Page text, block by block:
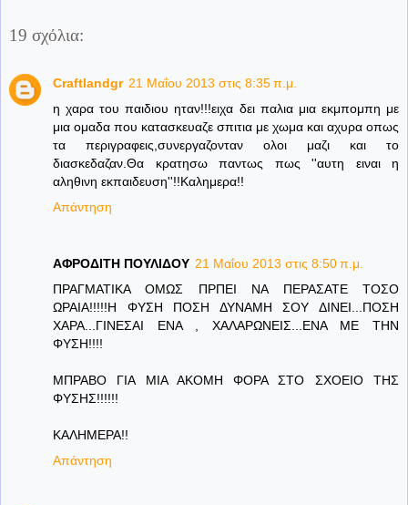
19 σχόλια:
Craftlandgr 21 Μαΐου 2013 στις 8:35 π.μ.
η χαρα του παιδιου ηταν!!!ειχα δει παλια μια εκμπομπη με
μια ομαδα που κατασκευαζε σπιτια με χωμα και αχυρα οπως
τα περιγραφεις,συνεργαζονταν ολοι μαζι και το
διασκεδαζαν.Θα κρατησω παντως πως ''αυτη ειναι η
αληθινη εκπαιδευση''!!Καλημερα!!
Απάντηση
ΑΦΡΟΔΙΤΗ ΠΟΥΛΙΔΟΥ 21 Μαΐου 2013 στις 8:50 π.μ.
ΠΡΑΓΜΑΤΙΚΑ ΟΜΩΣ ΠΡΠΕΙ ΝΑ ΠΕΡΑΣΑΤΕ ΤΟΣΟ
ΩΡΑΙΑ!!!!!Η ΦΥΣΗ ΠΟΣΗ ΔΥΝΑΜΗ ΣΟΥ ΔΙΝΕΙ...ΠΟΣΗ
ΧΑΡΑ...ΓΙΝΕΣΑΙ ΕΝΑ , ΧΑΛΑΡΩΝΕΙΣ...ΕΝΑ ΜΕ ΤΗΝ
ΦΥΣΗ!!!!
ΜΠΡΑΒΟ ΓΙΑ ΜΙΑ ΑΚΟΜΗ ΦΟΡΑ ΣΤΟ ΣΧΟΕΙΟ ΤΗΣ
ΦΥΣΗΣ!!!!!!
ΚΑΛΗΜΕΡΑ!!
Απάντηση